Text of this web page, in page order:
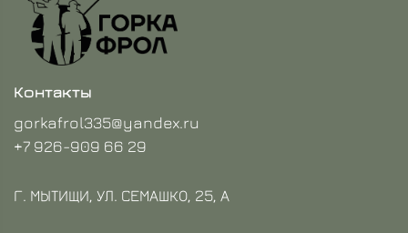
Контакты
gorkafrol335@yandex.ru
+7 926-909 66 29
Г. МЫТИЩИ, УЛ. СЕМАШКО, 25, А